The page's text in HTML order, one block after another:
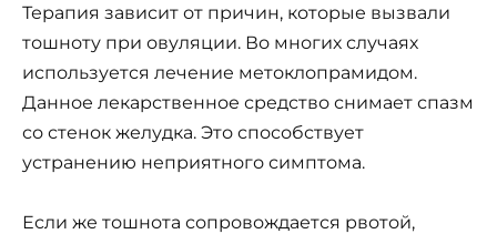
Терапия зависит от причин, которые вызвали
тошноту при овуляции. Во многих случаях
используется лечение метоклопрамидом.
Данное лекарственное средство снимает спазм
со стенок желудка. Это способствует
устранению неприятного симптома.
Если же тошнота сопровождается рвотой,